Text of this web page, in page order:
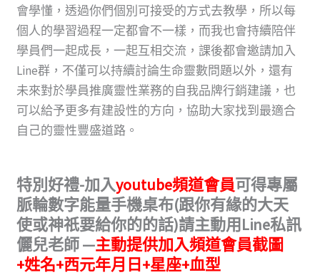
會學懂，透過你們個別可接受的方式去教學，所以每
個人的學習過程一定都會不一樣，而我也會持續陪伴
學員們一起成長，一起互相交流，課後都會邀請加入
Line群，不僅可以持續討論生命靈數問題以外，還有
未來對於學員推廣靈性業務的自我品牌行銷建議，也
可以給予更多有建設性的方向，協助大家找到最適合
自己的靈性豐盛道路。
特別好禮-加入youtube頻道會員可得專屬
脈輪數字能量手機桌布(跟你有緣的大天
使或神祇要給你的的話)請主動用Line私訊
儷兒老師 —主動提供加入頻道會員截圖
+姓名+西元年月日+星座+血型